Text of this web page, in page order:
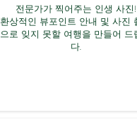
전문가가 찍어주는 인생 사진!
환상적인 뷰포인트 안내 및 사진
으로 잊지 못할 여행을 만들어 드
다.